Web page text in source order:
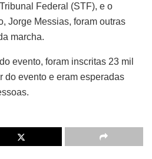
Federal (STF), e o
Jorge Messias, foram outras
marcha.
evento, foram inscritas 23 mil
do evento e eram esperadas